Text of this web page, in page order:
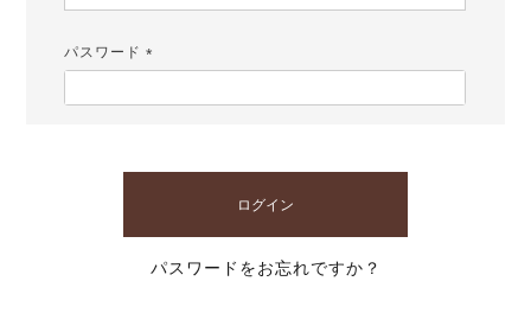
パスワード
ログイン
パスワードをお忘れですか？